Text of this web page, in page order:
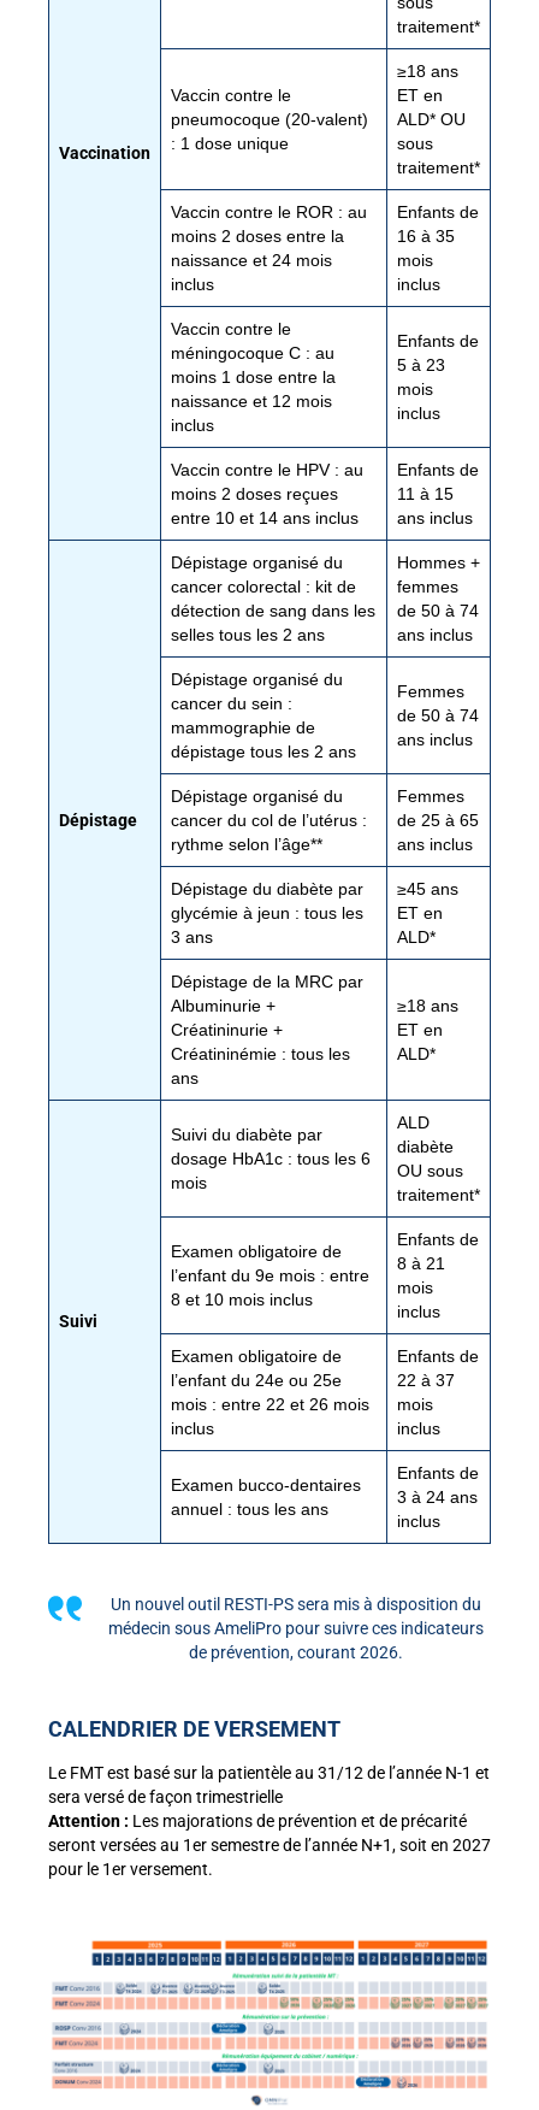
Vaccination
traitement*
Vaccin contre le
pneumocoque (20-valent)
: 1 dose unique
≥18 ans
ET en
ALD* OU
sous
traitement*
Vaccin contre le ROR : au
moins 2 doses entre la
naissance et 24 mois
inclus
Enfants de
16 à 35
mois
inclus
Vaccin contre le
méningocoque C : au
moins 1 dose entre la
naissance et 12 mois
inclus
Enfants de
5 à 23
mois
inclus
Vaccin contre le HPV : au
moins 2 doses reçues
entre 10 et 14 ans inclus
Enfants de
11 à 15
ans inclus
Dépistage
Dépistage organisé du
cancer colorectal : kit de
détection de sang dans les
selles tous les 2 ans
Hommes +
femmes
de 50 à 74
ans inclus
Dépistage organisé du
cancer du sein :
mammographie de
dépistage tous les 2 ans
Femmes
de 50 à 74
ans inclus
Dépistage organisé du
cancer du col de l’utérus :
rythme selon l’âge**
Femmes
de 25 à 65
ans inclus
Dépistage du diabète par
glycémie à jeun : tous les
3 ans
≥45 ans
ET en
ALD*
Dépistage de la MRC par
Albuminurie +
Créatininurie +
Créatininémie : tous les
ans
≥18 ans
ET en
ALD*
Suivi
Suivi du diabète par
dosage HbA1c : tous les 6
mois
ALD
diabète
OU sous
traitement*
Examen obligatoire de
l’enfant du 9e mois : entre
8 et 10 mois inclus
Enfants de
8 à 21
mois
inclus
Examen obligatoire de
l’enfant du 24e ou 25e
mois : entre 22 et 26 mois
inclus
Enfants de
22 à 37
mois
inclus
Examen bucco-dentaires
annuel : tous les ans
Enfants de
3 à 24 ans
inclus
Un nouvel outil RESTI-PS sera mis à disposition du
médecin sous AmeliPro pour suivre ces indicateurs
de prévention, courant 2026.
CALENDRIER DE VERSEMENT
Le FMT est basé sur la patientèle au 31/12 de l’année N-1 et
sera versé de façon trimestrielle
Attention : Les majorations de prévention et de précarité
seront versées au 1ersemestre de l’année N+1, soit en 2027
pour le 1er versement.